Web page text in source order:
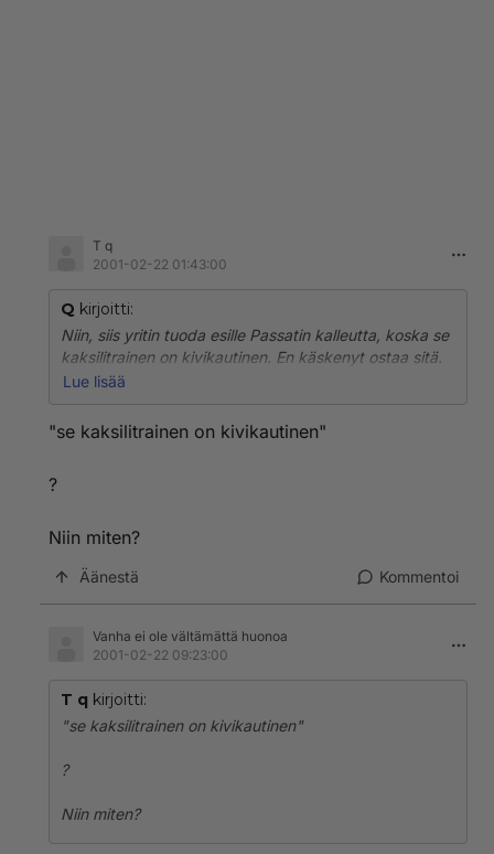
T q
2001-02-22 01:43:00
Q kirjoitti:
Niin, siis yritin tuoda esille Passatin kalleutta, koska se
kaksilitrainen on kivikautinen. En käskenyt ostaa sitä.
Ja diesel-Passat ei ollut tarkoitettu hinnan puolesta
Passatin hinnalla?
Lue lisää
"se kaksilitrainen on kivikautinen"
?
Niin miten?
Äänestä Kommentoi
Vanha ei ole vältämättä huonoa
2001-02-22 09:23:00
T q kirjoitti:
"se kaksilitrainen on kivikautinen"
?
Niin miten?